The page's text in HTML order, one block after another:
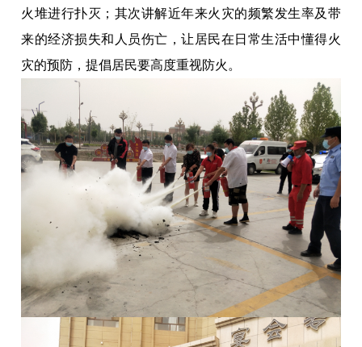
火堆进行扑灭；其次讲解近年来火灾的频繁发生率及带
来的经济损失和人员伤亡，让居民在日常生活中懂得火
灾的预防，提倡居民要高度重视防火。